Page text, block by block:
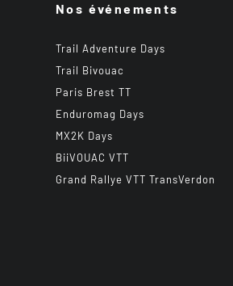
Nos événements
Trail Adventure Days
Trail Bivouac
Paris Brest TT
Enduromag Days
MX2K Days
BiiVOUAC VTT
Grand Rallye VTT TransVerdon